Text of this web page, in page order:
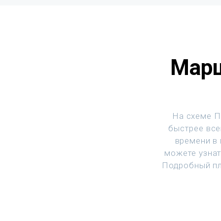
На схеме
быстрее
времени в
можете
Подробный